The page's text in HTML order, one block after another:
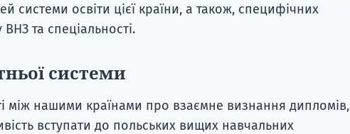
системи освіти цієї країни, а також, специфічних
та спеціальності.
системи
між нашими країнами про взаємне визнання дипломів,
вступати до польських вищих навчальних